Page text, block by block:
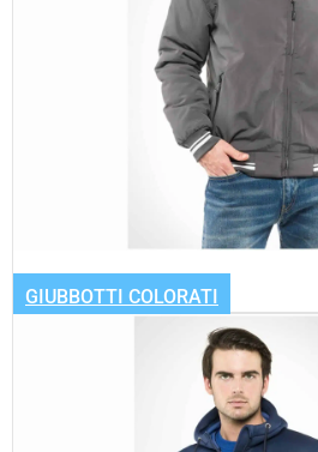
GIUBBOTTI COLORATI